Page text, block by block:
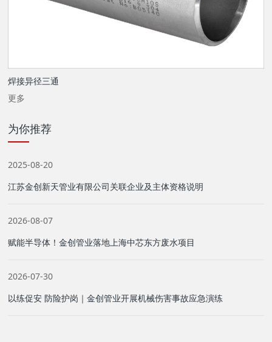
焊接异径三通
更多
为你推荐
2025-08-20
江苏金创新天管业有限公司关联企业及主体资格说明
2026-08-07
赋能半导体！金创管业落地上海中芯东方废水项目
2026-07-30
以练促安 防险护岗｜金创管业开展机械伤害事故应急演练